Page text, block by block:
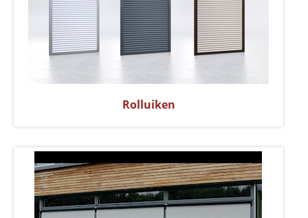
Rolluiken